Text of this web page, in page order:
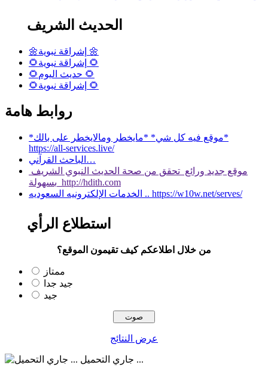
الحديث الشريف
🌼إشراقة نبوية 🌼
🌻إشراقة نبوية 🌻
🌻حديث اليوم 🌻
🌻إشراقة نبوية 🌻
روابط هامة
*موقع فيه كل شي* *مايخطر ومالايخطر على بالك*
https://all-services.live/
الباحث القرآني…
موقع جديد ورائع تحقق من صحة الحديث النبوي الشريف
بسهولة http://hdith.com
الخدمات الإلكترونيه السعوديه .. https://w10w.net/serves/
استطلاع الرأي
من خلال اطلاعكم كيف تقيمون الموقع؟
ممتاز
جيد جدا
جيد
عرض النتائج
جاري التحميل ...